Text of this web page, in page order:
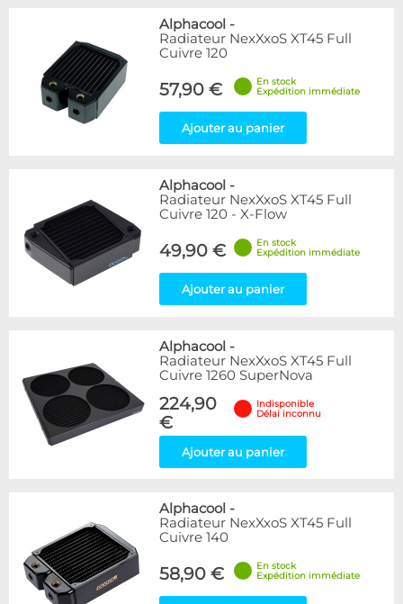
Alphacool -
Radiateur NexXxoS XT45 Full
Cuivre 120
57,90 €
En stock
Expédition immédiate
Ajouter au panier
Alphacool -
Radiateur NexXxoS XT45 Full
Cuivre 120 - X-Flow
49,90 €
En stock
Expédition immédiate
Ajouter au panier
Alphacool -
Radiateur NexXxoS XT45 Full
Cuivre 1260 SuperNova
224,90
€
Indisponible
Délai inconnu
Ajouter au panier
Alphacool -
Radiateur NexXxoS XT45 Full
Cuivre 140
58,90 €
En stock
Expédition immédiate